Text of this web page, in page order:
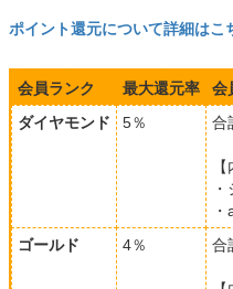
ポイント還元について詳細はこ
会員ランク 最大還元率
会
ダイヤモンド
5％ 合
ゴールド
4％ 合